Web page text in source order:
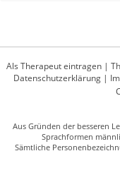
Als Therapeut eintragen |
Datenschutzerklärung|
Aus Gründen der besseren
Sprachformen
Sämtliche